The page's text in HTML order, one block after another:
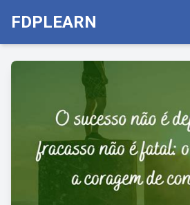
FDPLEARN